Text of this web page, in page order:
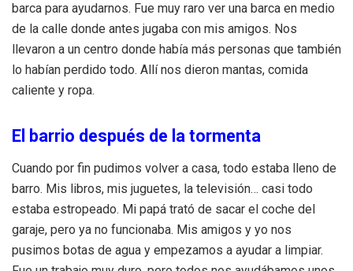
barca para ayudarnos. Fue muy raro ver una barca en medio
de la calle donde antes jugaba con mis amigos. Nos
llevaron a un centro donde había más personas que también
lo habían perdido todo. Allí nos dieron mantas, comida
caliente y ropa.
El barrio después de la tormenta
Cuando por fin pudimos volver a casa, todo estaba lleno de
barro. Mis libros, mis juguetes, la televisión… casi todo
estaba estropeado. Mi papá trató de sacar el coche del
garaje, pero ya no funcionaba. Mis amigos y yo nos
pusimos botas de agua y empezamos a ayudar a limpiar.